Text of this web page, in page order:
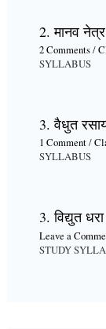
2. मानव
2 Comments/
SYLLABUS
3. वैधुत
1 Comment/
SYLLABUS
3. विद्युत
Leave a
STUDY